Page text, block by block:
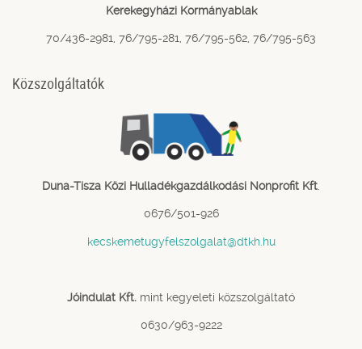
Kerekegyházi Kormányablak
70/436-2981, 76/795-281, 76/795-562, 76/795-563
Közszolgáltatók
Duna-Tisza Közi Hulladékgazdálkodási Nonprofit Kft
0676/501-926
kecskemetugyfelszolgalat@dtkh.hu
Jóindulat Kft. mint kegyeleti közszolgáltató
0630/963-9222